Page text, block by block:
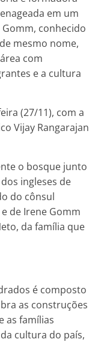
em um
conhecido
mesmo nome,
com
e a cultura
(27/11), com a
Vijay Rangarajan
o bosque junto
ingleses de
do cônsul
de Irene Gomm
da família que
é composto
as construções
as famílias
cultura do país,